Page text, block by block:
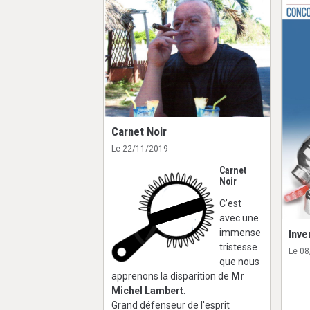
Carnet Noir
Le 22/11/2019
Carnet
Noir
C’est
avec une
immense
tristesse
que nous
apprenons la disparition de Mr
Michel Lambert.
Grand défenseur de l'esprit
Le